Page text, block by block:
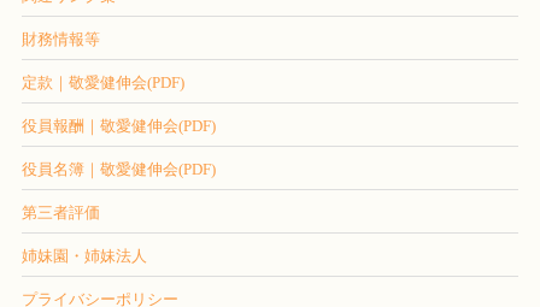
財務情報等
定款｜敬愛健伸会(PDF)
役員報酬｜敬愛健伸会(PDF)
役員名簿｜敬愛健伸会(PDF)
第三者評価
姉妹園・姉妹法人
プライバシーポリシー